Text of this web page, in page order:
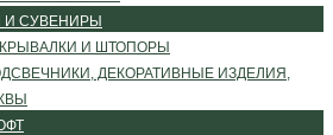
И СУВЕНИРЫ
И ШТОПОРЫ
ДЕКОРАТИВНЫЕ ИЗДЕЛИЯ,